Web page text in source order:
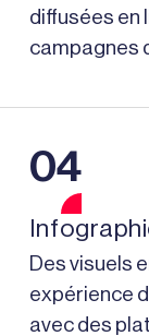
diffusées en
campagnes
04
Des visuels
expérience
avec des